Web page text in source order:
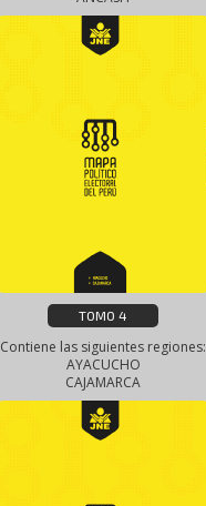
TOMO 4
Contiene las siguientes regiones:
AYACUCHO
CAJAMARCA